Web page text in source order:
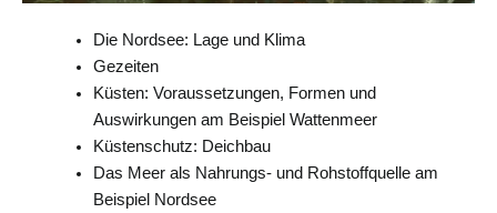
Die Nordsee: Lage und Klima
Gezeiten
Küsten: Voraussetzungen, Formen und
Auswirkungen am Beispiel Wattenmeer
Küstenschutz: Deichbau
Das Meer als Nahrungs- und Rohstoffquelle am
Beispiel Nordsee